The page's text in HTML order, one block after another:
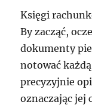
Księgi
By zacząć,
dokumenty
notować
precyzyjnie
oznaczając jej